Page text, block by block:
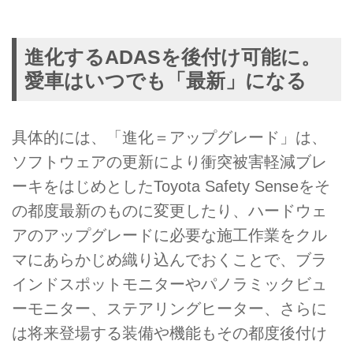
進化するADASを後付け可能に。
愛車はいつでも「最新」になる
具体的には、「進化＝アップグレード」は、
ソフトウェアの更新により衝突被害軽減ブレ
ーキをはじめとしたToyota Safety Senseをそ
の都度最新のものに変更したり、ハードウェ
アのアップグレードに必要な施工作業をクル
マにあらかじめ織り込んでおくことで、ブラ
インドスポットモニターやパノラミックビュ
ーモニター、ステアリングヒーター、さらに
は将来登場する装備や機能もその都度後付け